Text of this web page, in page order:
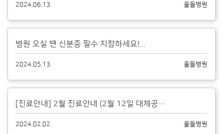
울들병원
2024.06.13
병원 오실 땐 신분증 필수 지참하세요!...
울들병원
2024.05.13
[진료안내] 2월 진료안내 (2월 12일 대체공휴일 정상진료)...
울들병원
2024.02.02